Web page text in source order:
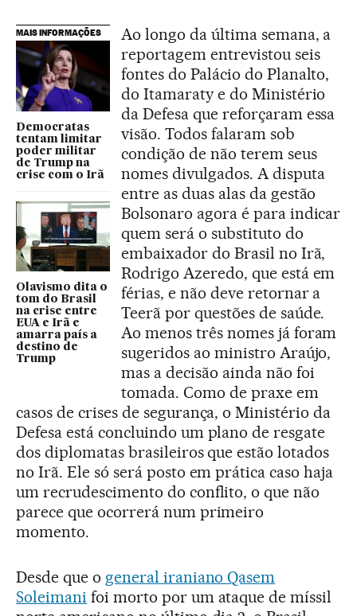
MAIS INFORMAÇÕES
Democratas
tentam limitar
poder militar
de Trump na
crise com o Irã
Olavismo dita o
tom do Brasil
na crise entre
EUA e Irã e
amarra país a
destino de
Trump
Ao longo da última semana, a
reportagem entrevistou seis
fontes do Palácio do Planalto,
do Itamaraty e do Ministério
da Defesa que reforçaram essa
visão. Todos falaram sob
condição de não terem seus
nomes divulgados. A disputa
entre as duas alas da gestão
Bolsonaro agora é para indicar
quem será o substituto do
embaixador do Brasil no Irã,
Rodrigo Azeredo, que está em
férias, e não deve retornar a
Teerã por questões de saúde.
Ao menos três nomes já foram
sugeridos ao ministro Araújo,
mas a decisão ainda não foi
tomada. Como de praxe em
casos de crises de segurança, o Ministério da
Defesa está concluindo um plano de resgate
dos diplomatas brasileiros que estão lotados
no Irã. Ele só será posto em prática caso haja
um recrudescimento do conflito, o que não
parece que ocorrerá num primeiro
momento.
Desde que o general iraniano Qasem
Soleimani foi morto por um ataque de míssil